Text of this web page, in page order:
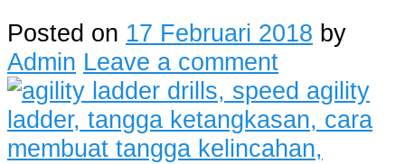
Posted on 17 Februari 2018 by
Admin Leave a comment